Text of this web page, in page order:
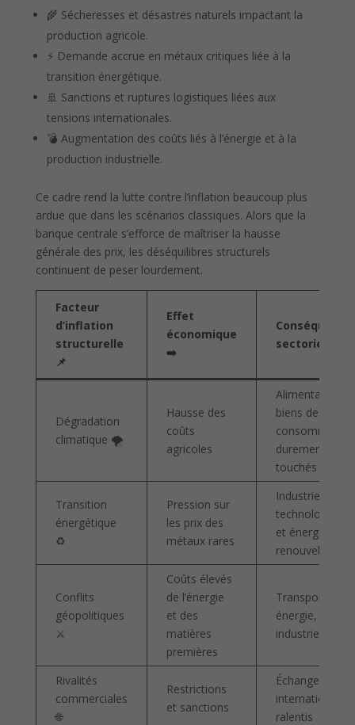
🌾 Sécheresses et désastres naturels impactant la
production agricole.
⚡ Demande accrue en métaux critiques liée à la
transition énergétique.
🚢 Sanctions et ruptures logistiques liées aux
tensions internationales.
💣 Augmentation des coûts liés à l’énergie et à la
production industrielle.
Ce cadre rend la lutte contre l’inflation beaucoup plus
ardue que dans les scénarios classiques. Alors que la
banque centrale s’efforce de maîtriser la hausse
générale des prix, les déséquilibres structurels
continuent de peser lourdement.
Facteur
d’inflation
structurelle
📌
Effet
économique
➡️
sectorielles 🌐
Dégradation
climatique 🌪️
Hausse des
coûts
agricoles
Alimentation et
biens de
consommation
durement
touchés
Transition
énergétique
♻️
Pression sur
les prix des
métaux rares
Industrie
technologique
et énergie
renouvelable
Conflits
géopolitiques
⚔️
Coûts élevés
de l’énergie
et des
matières
premières
Transport,
énergie,
industrie lourde
Rivalités
commerciales
🌐
Restrictions
et sanctions
Échanges
internationaux
ralentis